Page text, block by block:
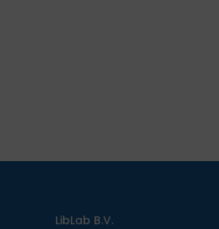
LibLab B.V.